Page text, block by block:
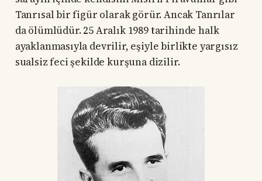
Tanrısal bir figür olarak görür. Ancak Tanrılar
da ölümlüdür. 25 Aralık 1989 tarihinde halk
ayaklanmasıyla devrilir, eşiyle birlikte yargısız
sualsiz feci şekilde kurşuna dizilir.